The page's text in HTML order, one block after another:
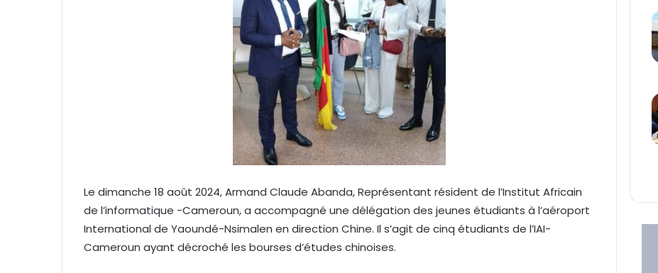
n
c
o
u
r
Le dimanche 18 août 2024, Armand Claude Abanda, Représentant résident de l’Institut Africain
de l’informatique -Cameroun, a accompagné une délégation des jeunes étudiants à l’aéroport
International de Yaoundé-Nsimalen en direction Chine. Il s’agit de cinq étudiants de l’IAI-
Cameroun ayant décroché les bourses d’études chinoises.